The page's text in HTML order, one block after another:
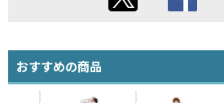
おすすめの商品